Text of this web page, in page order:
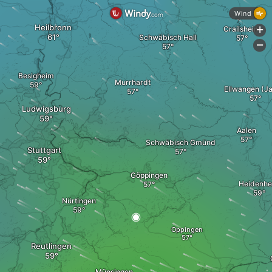
Ludwigsburg
Oppingen
Schwäbisch Gmünd
Stuttgart
Nürtingen
Reutlingen
Göppingen
Schwäbisch Hall
Murrhardt
Besigheim
Heilbronn
Aalen
Ellwangen
Crailsheim
Wind
+
-